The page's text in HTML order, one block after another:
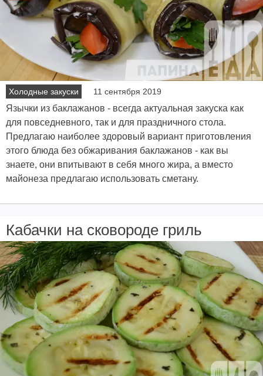
Холодные закуски 11 сентября 2019
Язычки из баклажанов - всегда актуальная закуска как
для повседневного, так и для праздничного стола.
Предлагаю наиболее здоровый вариант приготовления
этого блюда без обжаривания баклажанов - как вы
знаете, они впитывают в себя много жира, а вместо
майонеза предлагаю использовать сметану.
Кабачки на сковороде гриль